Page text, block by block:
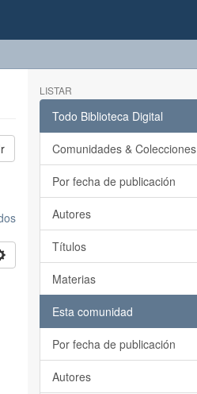
LISTAR
Todo Biblioteca Digital
Comunidades & Colecciones
Por fecha de publicación
Autores
Títulos
Materias
Esta comunidad
Por fecha de publicación
Autores